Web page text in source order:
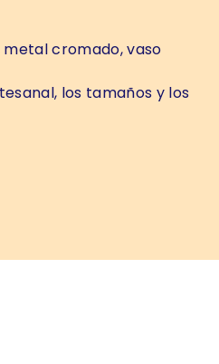
cromado, vaso
los tamaños y los